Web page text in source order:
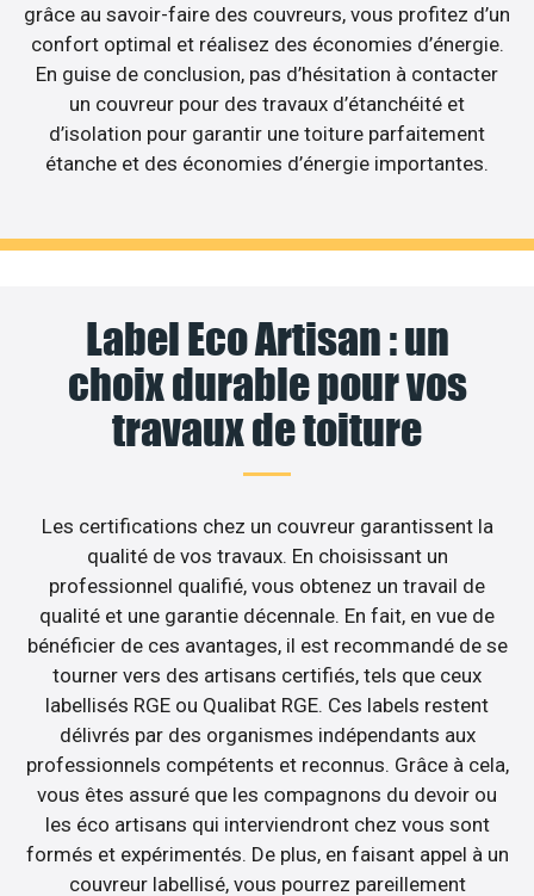
grâce au savoir-faire des couvreurs, vous profitez d’un
confort optimal et réalisez des économies d’énergie.
En guise de conclusion, pas d’hésitation à contacter
un couvreur pour des travaux d’étanchéité et
d’isolation pour garantir une toiture parfaitement
étanche et des économies d’énergie importantes.
Label Eco Artisan : un
choix durable pour vos
travaux de toiture
Les certifications chez un couvreur garantissent la
qualité de vos travaux. En choisissant un
professionnel qualifié, vous obtenez un travail de
qualité et une garantie décennale. En fait, en vue de
bénéficier de ces avantages, il est recommandé de se
tourner vers des artisans certifiés, tels que ceux
labellisés RGE ou Qualibat RGE. Ces labels restent
délivrés par des organismes indépendants aux
professionnels compétents et reconnus. Grâce à cela,
vous êtes assuré que les compagnons du devoir ou
les éco artisans qui interviendront chez vous sont
formés et expérimentés. De plus, en faisant appel à un
couvreur labellisé, vous pourrez pareillement